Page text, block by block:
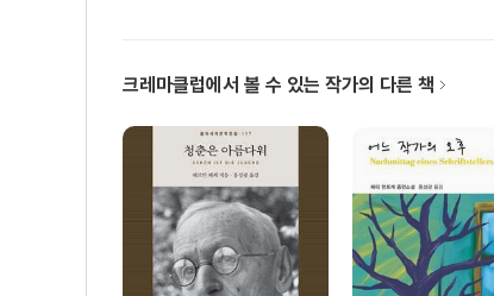
크레마클럽에서 볼 수 있는 작가의 다른 책